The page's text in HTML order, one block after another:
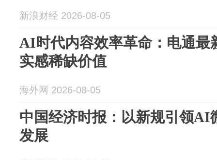
新浪财经 2026-08-05
AI时代内容效率革命：电通最
实感稀缺价值
海外网 2026-08-05
中国经济时报：以新规引领AI
发展